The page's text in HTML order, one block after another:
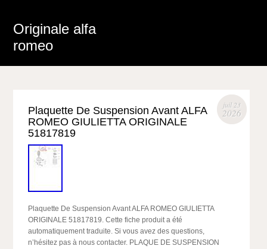
Originale alfa
romeo
juil 23
2026
Plaquette De Suspension Avant ALFA
ROMEO GIULIETTA ORIGINALE
51817819
Plaquette De Suspension Avant ALFA ROMEO GIULIETTA
ORIGINALE 51817819. Cette fiche produit a été
automatiquement traduite. Si vous avez des questions,
n’hésitez pas à nous contacter. PLAQUE DE SUSPENSION